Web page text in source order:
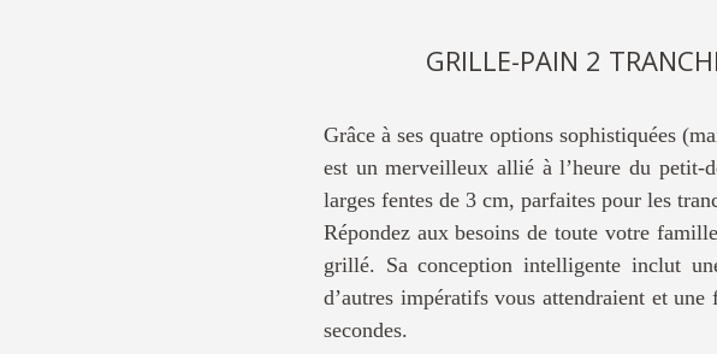
GRILLE-PAIN 2
Grâce à ses quatre options sophistiquées
est un merveilleux allié à l’heure du petit-
larges fentes de 3 cm, parfaites pour les
Répondez aux besoins de toute votre
grillé. Sa conception intelligente inclut
d’autres impératifs vous attendraient et
secondes.